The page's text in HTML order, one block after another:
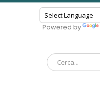
Powered by